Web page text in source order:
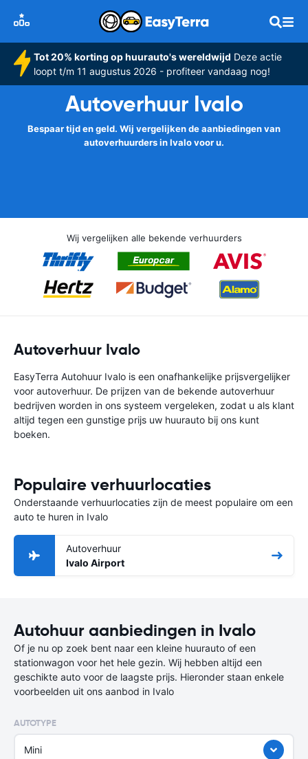
Tot 20% korting op huurauto's wereldwijd Deze actie
loopt t/m 11 augustus 2026 - profiteer vandaag nog!
Autoverhuur Ivalo
Bespaar tijd en geld. Wij vergelijken de aanbiedingen van
autoverhuurders in Ivalo voor u.
Wij vergelijken alle bekende verhuurders
Autoverhuur Ivalo
EasyTerra Autohuur Ivalo is een onafhankelijke prijsvergelijker
voor autoverhuur. De prijzen van de bekende autoverhuur
bedrijven worden in ons systeem vergeleken, zodat u als klant
altijd tegen een gunstige prijs uw huurauto bij ons kunt
boeken.
Populaire verhuurlocaties
Onderstaande verhuurlocaties zijn de meest populaire om een
auto te huren in Ivalo
Autoverhuur
Ivalo Airport
Autohuur aanbiedingen in Ivalo
Of je nu op zoek bent naar een kleine huurauto of een
stationwagon voor het hele gezin. Wij hebben altijd een
geschikte auto voor de laagste prijs. Hieronder staan enkele
voorbeelden uit ons aanbod in Ivalo
AUTOTYPE
Mini